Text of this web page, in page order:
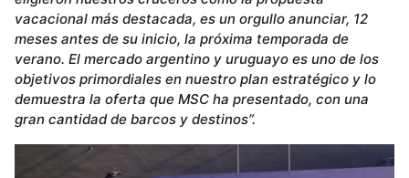
vacacional más destacada, es un orgullo anunciar, 12
meses antes de su inicio, la próxima temporada de
verano. El mercado argentino y uruguayo es uno de los
objetivos primordiales en nuestro plan estratégico y lo
demuestra la oferta que MSC ha presentado, con una
gran cantidad de barcos y destinos”.